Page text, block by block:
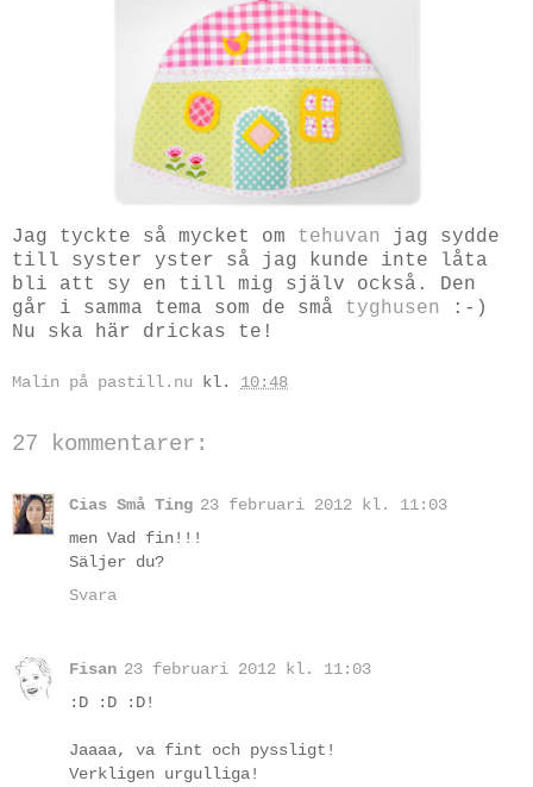
Jag tyckte så mycket om tehuvan
jag sydde
till syster yster så jag kunde inte låta
bli att sy en till mig själv också. Den
går i samma tema som de små tyghusen
:-)
Nu ska här drickas te!
Malin på pastill.nu kl. 10:48
27 kommentarer:
Cias Små Ting 23 februari 2012 kl. 11:03
men Vad fin!!!
Säljer du?
Svara
Fisan 23 februari 2012 kl. 11:03
:D :D :D!
Jaaaa, va fint och pyssligt!
Verkligen urgulliga!